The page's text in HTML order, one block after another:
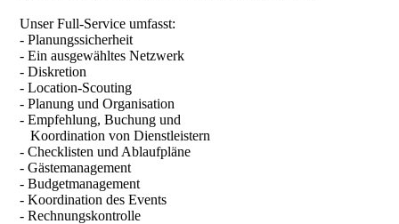
Unser Full-Service umfasst:
- Planungssicherheit
- Ein ausgewähltes Netzwerk
- Diskretion
- Location-Scouting
- Planung und Organisation
- Empfehlung, Buchung und
Koordination von Dienstleistern
- Checklisten und Ablaufpläne
- Gästemanagement
- Budgetmanagement
- Koordination des Events
- Rechnungskontrolle